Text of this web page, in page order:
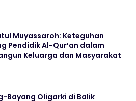
Muyassaroh: Keteguhan
Pendidik Al-Qur’an dalam
Keluarga dan Masyarakat
Bayang Oligarki di Balik